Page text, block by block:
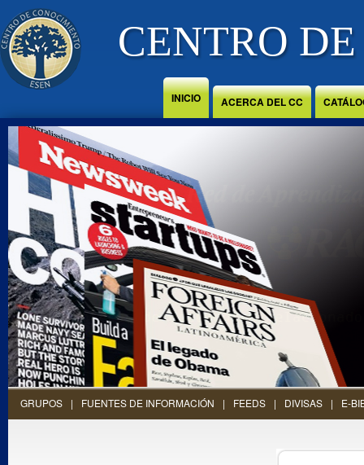
Jump to Content
CENTRO
INICIO ACERCA DEL CC
GRUPOS FUENTES DE INFORMACIÓN FEEDS DIVISAS E-